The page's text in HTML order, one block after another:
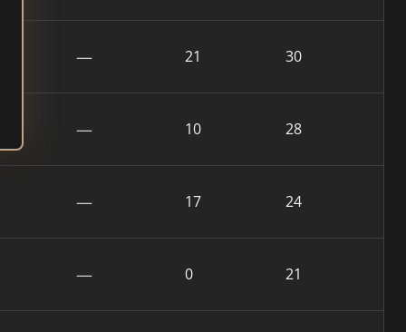
— 21 30
— 10 28
— 17 24
— 0 21